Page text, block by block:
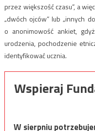
przez większość czasu”, a
„dwóch ojców” lub „innych
o anonimowość ankiet,
urodzenia, pochodzenie
identyfikować ucznia.
Wspieraj
W sierpniu